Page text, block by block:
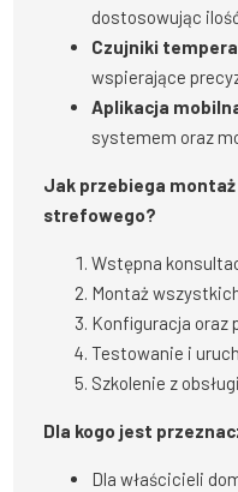
dostosowując
Czujniki
wspierające
Aplikacja
systemem oraz
Jak przebiega
strefowego?
Wstępna
Montaż
Konfiguracja oraz
Testowanie i
Szkolenie z
Dla kogo jest
Dla właścicieli